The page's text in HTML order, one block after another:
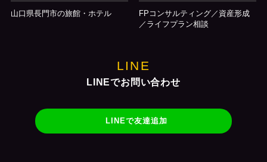
山口県長門市の旅館・ホテル
FPコンサルティング／資産形成
／ライフプラン相談
LINE
LINEでお問い合わせ
LINEで友達追加